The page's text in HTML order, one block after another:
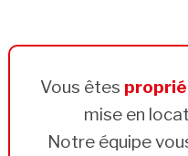
Vous êtes
mise en
Notre équipe